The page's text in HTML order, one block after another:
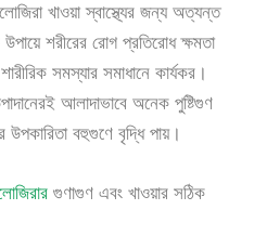
খাওয়া স্বাস্থ্যের জন্য অত্যন্ত
শরীরের রোগ প্রতিরোধ ক্ষমতা
সমস্যার সমাধানে কার্যকর।
আলাদাভাবে অনেক পুষ্টিগুণ
বহুগুণে বৃদ্ধি পায়।
গুণাগুণ এবং খাওয়ার সঠিক